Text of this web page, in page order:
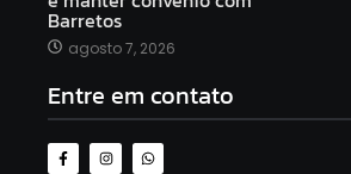
Barretos
agosto 7, 2026
Entre em contato